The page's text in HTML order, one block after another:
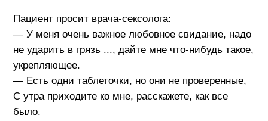
Пациент просит врача-сексолога:
— У меня очень важное любовное свидание, надо
не ударить в грязь ..., дайте мне что-нибудь такое,
укрепляющее.
— Есть одни таблеточки, но они не проверенные,
С утра приходите ко мне, расскажете, как все
было.